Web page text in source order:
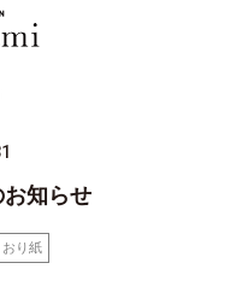
お知らせ
おり紙